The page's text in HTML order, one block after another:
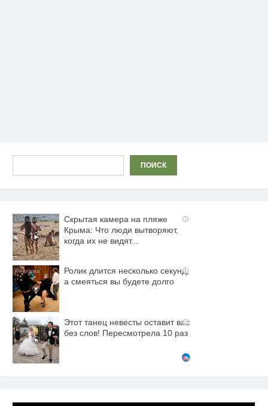
ПОИСК
i
Скрытая камера на пляже
Крыма: Что люди вытворяют,
когда их не видят...
i
Ролик длится несколько секунд,
а смеяться вы будете долго
i
Этот танец невесты оставит вас
без слов! Пересмотрела 10 раз